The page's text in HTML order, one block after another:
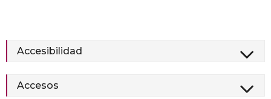
Accesibilidad
Accesos